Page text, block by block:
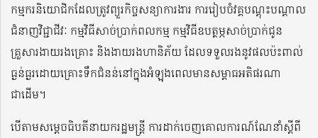
កម្មករនិយោជិកដែលត្រូវព្យួរកិច្ចសន្យាការងារ ការរៀបចំវគ្គបណ្តុះបណ្តាល
ជំនាញវិជ្ជាជីវៈ កម្មវិធីសាច់ប្រាក់ពលកម្ម កម្មវិធីឧបត្ថម្ភសាច់ប្រាក់ជូន
គ្រួសារងាយរងគ្រោះ និងងាយរងហានិភ័យ ដែលទទួលរងនូវផលប៉ះពាល់
ធ្ងន់ធ្ងរដោយគ្រោះទឹកជំនន់នៅក្នុងអំឡុងពេលមានសម្ពាធអតិផរណា
ជាដើម។
បើតាមសម្តេចធិបតីនាយករដ្ឋមន្ត្រី ការដាក់ចេញគោលការណ៍ណែនាំស្តីពី